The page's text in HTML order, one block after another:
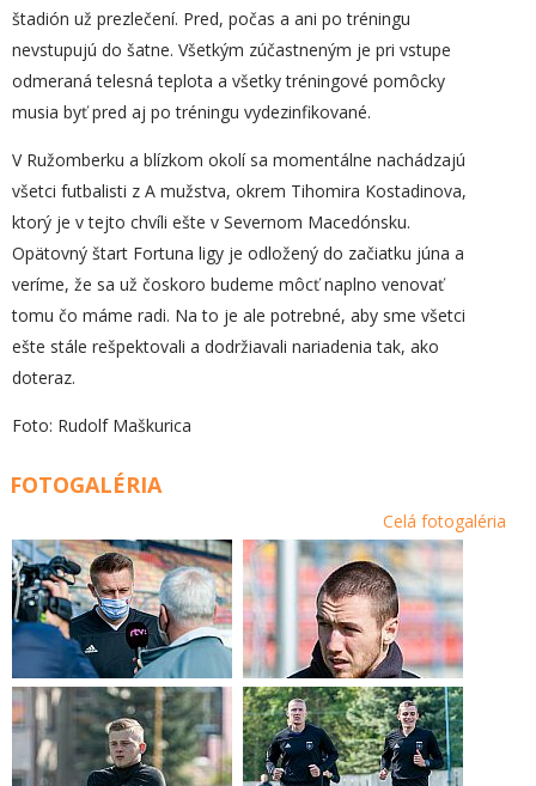
štadión už prezlečení. Pred, počas a ani po tréningu
nevstupujú do šatne. Všetkým zúčastneným je pri vstupe
odmeraná telesná teplota a všetky tréningové pomôcky
musia byť pred aj po tréningu vydezinfikované.
V Ružomberku a blízkom okolí sa momentálne nachádzajú
všetci futbalisti z A mužstva, okrem Tihomira Kostadinova,
ktorý je v tejto chvíli ešte v Severnom Macedónsku.
Opätovný štart Fortuna ligy je odložený do začiatku júna a
veríme, že sa už čoskoro budeme môcť naplno venovať
tomu čo máme radi. Na to je ale potrebné, aby sme všetci
ešte stále rešpektovali a dodržiavali nariadenia tak, ako
doteraz.
Foto: Rudolf Maškurica
FOTOGALÉRIA
Celá fotogaléria